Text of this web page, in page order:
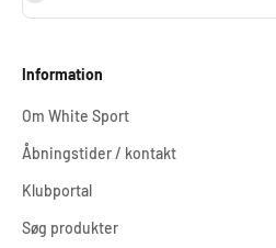
Information
Om White Sport
Åbningstider / kontakt
Klubportal
Søg produkter